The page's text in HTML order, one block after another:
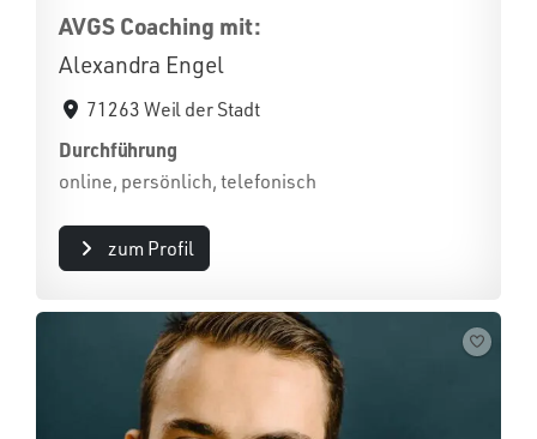
AVGS Coaching mit:
Alexandra Engel
71263 Weil der Stadt
Durchführung
online, persönlich, telefonisch
zum Profil